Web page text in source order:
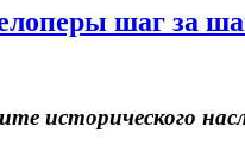
шаг за
исторического